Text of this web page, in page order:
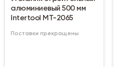
алюминиевый 500 мм
Intertool MT-2065
Поставки прекращены